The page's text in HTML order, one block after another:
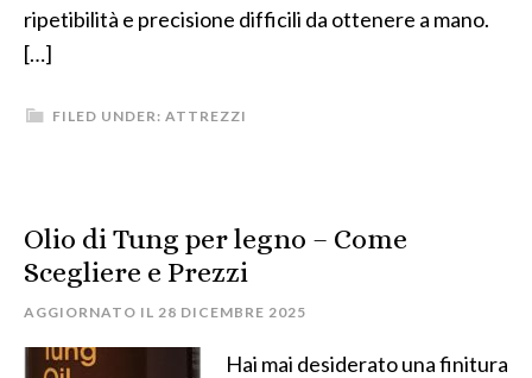
ripetibilità e precisione difficili da ottenere a mano.
[…]
FILED UNDER: ATTREZZI
Olio di Tung per legno – Come
Scegliere e Prezzi
AGGIORNATO IL 28 DICEMBRE 2025
Hai mai desiderato una finitura